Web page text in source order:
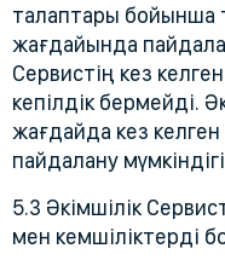
талаптары бойынша
жағдайында
Сервистің кез
кепілдік бермейді.
жағдайда кез
пайдалану
5.3 Әкімшілік
мен кемшіліктерді